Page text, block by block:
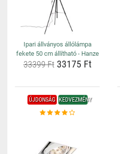
Ipari állványos állólámpa
fekete 50 cm állítható - Hanze
33399 Ft33175 Ft
ÚJDONSÁG KEDVEZMÉNY